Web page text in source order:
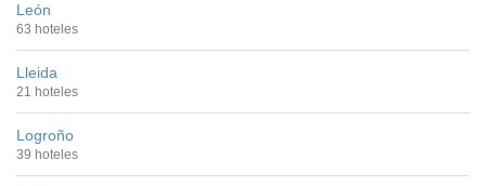
León
63 hoteles
Lleida
21 hoteles
Logroño
39 hoteles